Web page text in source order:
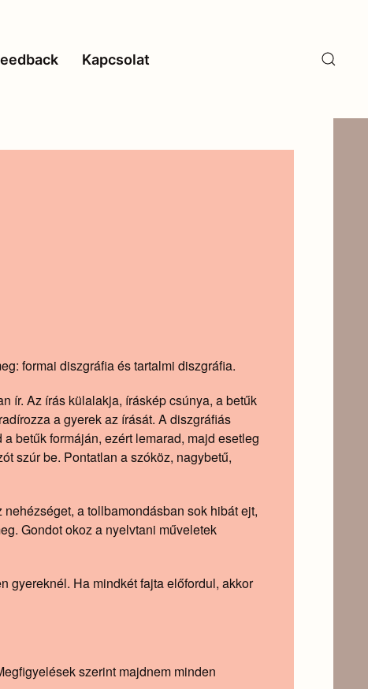
Kapcsolat
formai diszgráfia és tartalmi diszgráfia.
ír. Az írás külalakja, íráskép csúnya, a betűk
a gyerek az írását. A diszgráfiás
betűk formáján, ezért lemarad, majd esetleg
szúr be. Pontatlan a szóköz, nagybetű,
a tollbamondásban sok hibát ejt,
Gondot okoz a nyelvtani műveletek
gyereknél. Ha mindkét fajta előfordul, akkor
szerint majdnem minden